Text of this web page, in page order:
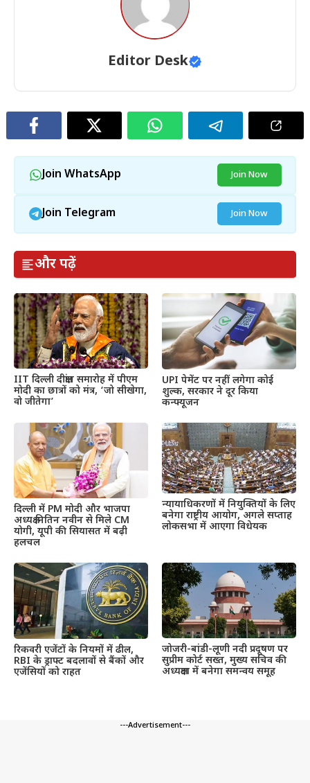
Editor Desk
Join WhatsApp Join Now
Join Telegram Join Now
और पढ़ें
IIT दिल्ली दीक्षांत समारोह में पीएम
मोदी का छात्रों को मंत्र, ‘जो सीखेगा,
वो जीतेगा’
UPI पेमेंट पर नहीं लगेगा कोई
शुल्क, सरकार ने दूर किया
कन्फ्यूजन
दिल्ली में PM मोदी और भाजपा
अध्यक्ष नितिन नवीन से मिले CM
योगी, यूपी की सियासत में बढ़ी
हलचल
न्यायाधिकरणों में नियुक्तियों के लिए
बनेगा राष्ट्रीय आयोग, अगले सप्ताह
लोकसभा में आएगा विधेयक
रिकवरी एजेंटों के नियमों में ढील,
RBI के ड्राफ्ट बदलावों से बैंकों और
एजेंसियों को राहत
जोजरी-बांडी-लूणी नदी प्रदूषण पर
सुप्रीम कोर्ट सख्त, मुख्य सचिव की
अध्यक्षता में बनेगा समन्वय समूह
---Advertisement---